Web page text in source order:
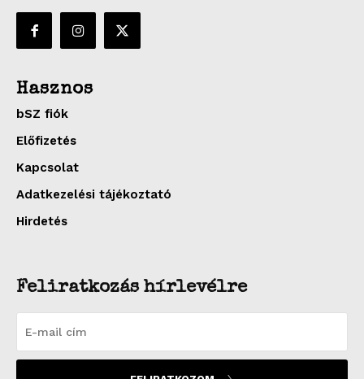
Hasznos
bSZ fiók
Előfizetés
Kapcsolat
Adatkezelési tájékoztató
Hirdetés
Feliratkozás hírlevélre